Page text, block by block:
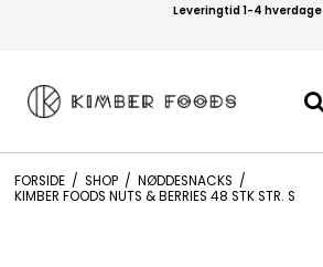
Leveringtid 1-4 hverdage
FORSIDE / SHOP / NØDDESNACKS /
KIMBER FOODS NUTS & BERRIES 48 STK STR. S